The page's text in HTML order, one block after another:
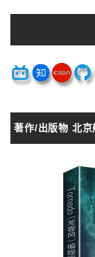
著作/出版物 北